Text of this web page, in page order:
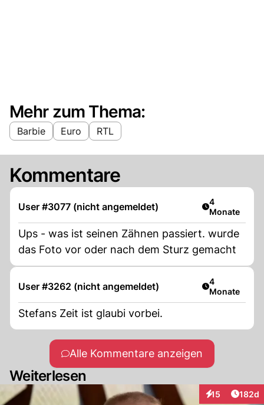
Mehr zum Thema:
Barbie Euro RTL
Kommentare
User #3077 (nicht angemeldet) Artikel
4
Monate
Ups - was ist seinen Zähnen passiert. wurde
das Foto vor oder nach dem Sturz gemacht
User #3262 (nicht angemeldet) Artikel
4
Monate
Stefans Zeit ist glaubi vorbei.
Alle Kommentare anzeigen
Weiterlesen
15
Interaktionen
182d